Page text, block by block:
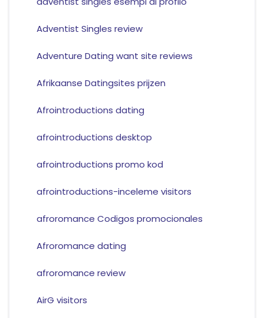
Adventist Singles review
Adventure Dating want site reviews
Afrikaanse Datingsites prijzen
Afrointroductions dating
afrointroductions desktop
afrointroductions promo kod
afrointroductions-inceleme visitors
afroromance Codigos promocionales
Afroromance dating
afroromance review
AirG visitors